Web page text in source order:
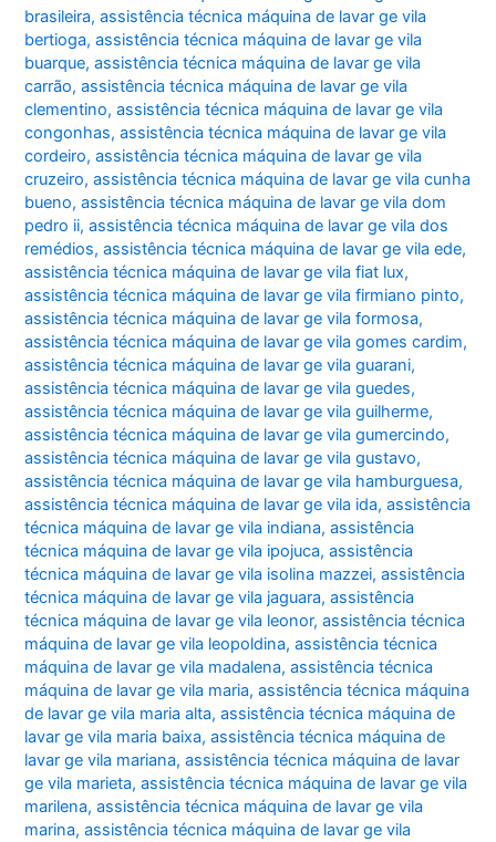
brasileira,assistência técnica máquina de lavar ge vila
bertioga,assistência técnica máquina de lavar ge vila
buarque,assistência técnica máquina de lavar ge vila
carrão,assistência técnica máquina de lavar ge vila
clementino,assistência técnica máquina de lavar ge vila
congonhas,assistência técnica máquina de lavar ge vila
cordeiro,assistência técnica máquina de lavar ge vila
cruzeiro,assistência técnica máquina de lavar ge vila cunha
bueno,assistência técnica máquina de lavar ge vila dom
pedro ii,assistência técnica máquina de lavar ge vila dos
remédios,assistência técnica máquina de lavar ge vila ede,
assistência técnica máquina de lavar ge vila fiat lux,
assistência técnica máquina de lavar ge vila firmiano pinto,
assistência técnica máquina de lavar ge vila formosa,
assistência técnica máquina de lavar ge vila gomes cardim,
assistência técnica máquina de lavar ge vila guarani,
assistência técnica máquina de lavar ge vila guedes,
assistência técnica máquina de lavar ge vila guilherme,
assistência técnica máquina de lavar ge vila gumercindo,
assistência técnica máquina de lavar ge vila gustavo,
assistência técnica máquina de lavar ge vila hamburguesa,
assistência técnica máquina de lavar ge vila ida,assistência
técnica máquina de lavar ge vila indiana,assistência
técnica máquina de lavar ge vila ipojuca,assistência
técnica máquina de lavar ge vila isolina mazzei,assistência
técnica máquina de lavar ge vila jaguara,assistência
técnica máquina de lavar ge vila leonor,assistência técnica
máquina de lavar ge vila leopoldina,assistência técnica
máquina de lavar ge vila madalena,assistência técnica
máquina de lavar ge vila maria,assistência técnica máquina
de lavar ge vila maria alta,assistência técnica máquina de
lavar ge vila maria baixa,assistência técnica máquina de
lavar ge vila mariana,assistência técnica máquina de lavar
ge vila marieta,assistência técnica máquina de lavar ge vila
marilena,assistência técnica máquina de lavar ge vila
marina,assistência técnica máquina de lavar ge vila